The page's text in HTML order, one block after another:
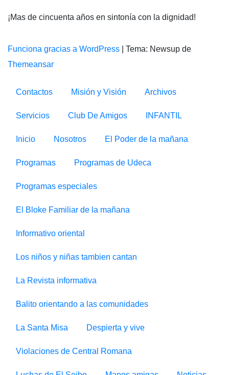
¡Mas de cincuenta años en sintonía con la dignidad!
Funciona gracias a WordPress
Tema: Newsup de
Themeansar
Contactos Misión y Visión Archivos
Servicios Club De Amigos INFANTIL
Inicio Nosotros El Poder de la mañana
Programas Programas de Udeca
Programas especiales
El Bloke Familiar de la mañana
Informativo oriental
Los niños y niñas tambien cantan
La Revista informativa
Balito orientando a las comunidades
La Santa Misa Despierta y vive
Violaciones de Central Romana